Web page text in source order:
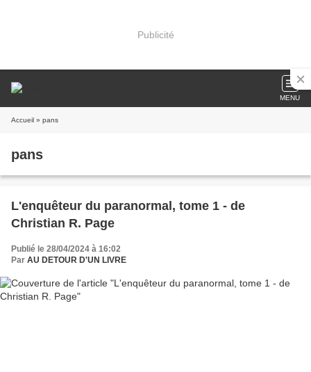
Publicité
MENU
Accueil » pans
pans
L'enquêteur du paranormal, tome 1 - de
Christian R. Page
Publié le 28/04/2024 à 16:02
Par AU DETOUR D'UN LIVRE